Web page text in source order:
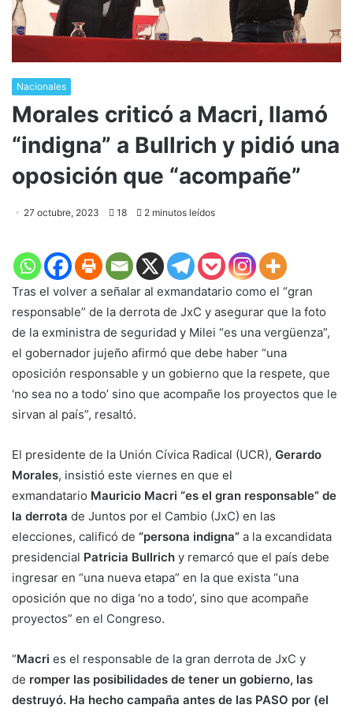
Nacionales
Morales criticó a Macri, llamó
“indigna” a Bullrich y pidió una
oposición que “acompañe”
27 octubre, 2023 18 2 minutos leídos
Tras el volver a señalar al exmandatario como el “gran
responsable” de la derrota de JxC y asegurar que la foto
de la exministra de seguridad y Milei “es una vergüenza”,
el gobernador jujeño afirmó que debe haber “una
oposición responsable y un gobierno que la respete, que
‘no sea no a todo’ sino que acompañe los proyectos que le
sirvan al país”, resaltó.
El presidente de la Unión Cívica Radical (UCR), Gerardo
Morales, insistió este viernes en que el
exmandatario Mauricio Macri “es el gran responsable” de
la derrota de Juntos por el Cambio (JxC) en las
elecciones, calificó de “persona indigna” a la excandidata
presidencial Patricia Bullrich y remarcó que el país debe
ingresar en “una nueva etapa” en la que exista “una
oposición que no diga ‘no a todo’, sino que acompañe
proyectos” en el Congreso.
“Macri es el responsable de la gran derrota de JxC y
de romper las posibilidades de tener un gobierno, las
destruyó. Ha hecho campaña antes de las PASO por (el